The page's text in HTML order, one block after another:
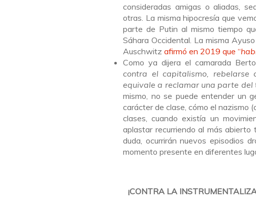
consideradas amigas o aliadas,
otras. La misma hipocresía que
parte de Putin al mismo tiempo
Sáhara Occidental. La misma
Auschwitz afirmó en 2019 que “
Como ya dijera el camarada
contra el capitalismo,
equivale a reclamar una parte
mismo, no se puede entender un
carácter de clase, cómo el nazismo
clases, cuando existía un
aplastar recurriendo al más abierto
duda, ocurrirán nuevos episodios
momento presente en diferentes
¡CONTRA LA